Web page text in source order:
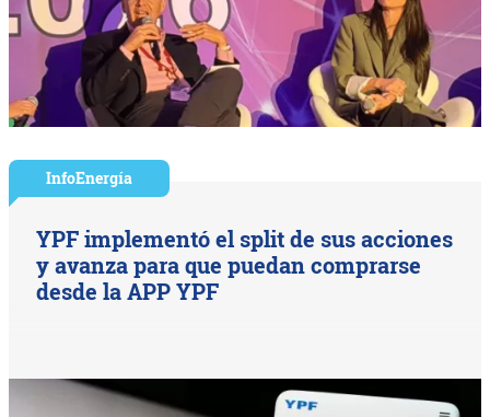
InfoEnergía
YPF implementó el split de sus acciones
y avanza para que puedan comprarse
desde la APP YPF